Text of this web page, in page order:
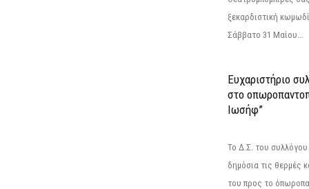
ξεκαρδιστική
Σάββατο 31 Μαίου...
Ευχαριστήριο
στο
Ιωσήφ”
Το Δ.Σ. του
δημόσια τις θερμές
του προς το